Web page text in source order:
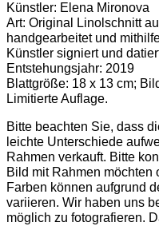
Künstler: Elena Mironova
Art: Original Linolschnitt
handgearbeitet und
Künstler signiert und
Entstehungsjahr: 2019
Blattgröße: 18 x 13 cm;
Limitierte Auflage.
Bitte beachten Sie, dass
leichte Unterschiede
Rahmen verkauft. Bitte
Bild mit Rahmen möchten
Farben können aufgrund
variieren. Wir haben uns
möglich zu fotografieren.